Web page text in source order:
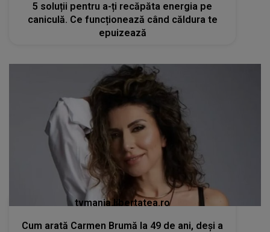
5 soluții pentru a-ți recăpăta energia pe
caniculă. Ce funcționează când căldura te
epuizează
tvmania.libertatea.ro
Cum arată Carmen Brumă la 49 de ani, deși a